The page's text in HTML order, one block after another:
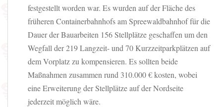
festgestellt worden war. Es wurden auf der Fläche des
früheren Containerbahnhofs am Spreewaldbahnhof für die
Dauer der Bauarbeiten 156 Stellplätze geschaffen um den
Wegfall der 219 Langzeit- und 70 Kurzzeitparkplätzen auf
dem Vorplatz zu kompensieren. Es sollten beide
Maßnahmen zusammen rund 310.000 € kosten, wobei
eine Erweiterung der Stellplätze auf der Nordseite
jederzeit möglich wäre.